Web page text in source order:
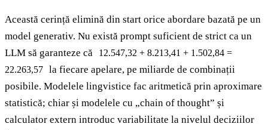
Această cerință elimină din start orice abordare bazată pe un
model generativ. Nu există prompt suficient de strict ca un
LLM să garanteze că
12.547,32 + 8.213,41 + 1.502,84 =
22.263,57 la fiecare apelare, pe miliarde de combinații
posibile. Modelele lingvistice fac aritmetică prin aproximare
statistică; chiar și modelele cu „chain of thought” și
calculator extern introduc variabilitate la nivelul deciziilor